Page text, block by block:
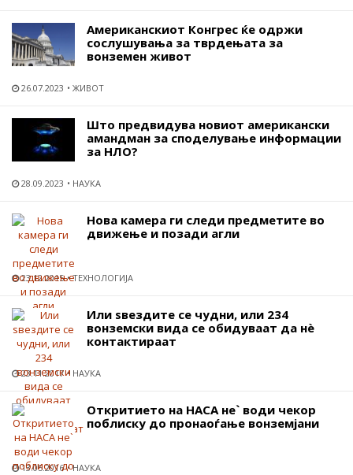
Американскиот Конгрес ќе одржи
сослушувања за тврдењата за
вонземен живот
26.07.2023 ЖИВОТ
Што предвидува новиот американски
амандман за споделување информации
за НЛО?
28.09.2023 НАУКА
Нова камера ги следи предметите во
движење и позади агли
23.12.2015 ТЕХНОЛОГИЈА
Или ѕвездите се чудни, или 234
вонземски видa се обидуваат да нѐ
контактираат
23.11.2017 НАУКА
Откритието на НАСА не` води чекор
поблиску до пронаоѓање вонземјани
13.05.2016 НАУКА